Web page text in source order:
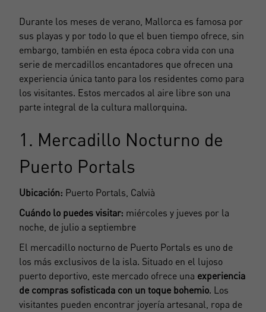
Durante los meses de verano, Mallorca es famosa por
sus playas y por todo lo que el buen tiempo ofrece, sin
embargo, también en esta época cobra vida con una
serie de mercadillos encantadores que ofrecen una
experiencia única tanto para los residentes como para
los visitantes. Estos mercados al aire libre son una
parte integral de la cultura mallorquina.
1. Mercadillo Nocturno de
Puerto Portals
Ubicación: Puerto Portals, Calvià
Cuándo lo puedes visitar: miércoles y jueves por la
noche, de julio a septiembre
El mercadillo nocturno de Puerto Portals es uno de
los más exclusivos de la isla. Situado en el lujoso
puerto deportivo, este mercado ofrece una experiencia
de compras sofisticada con un toque bohemio. Los
visitantes pueden encontrar joyería artesanal, ropa de